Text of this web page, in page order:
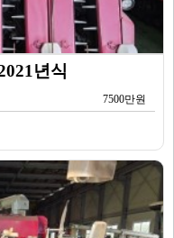
년식
7500만원